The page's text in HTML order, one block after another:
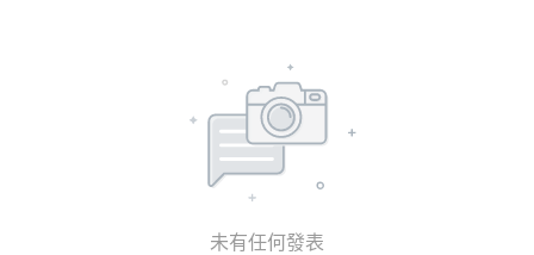
未有任何發表